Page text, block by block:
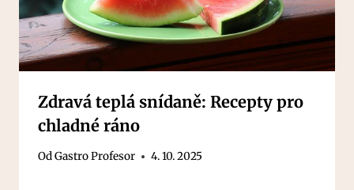
Zdravá teplá snídaně: Recepty pro
chladné ráno
OdGastro Profesor 4. 10. 2025